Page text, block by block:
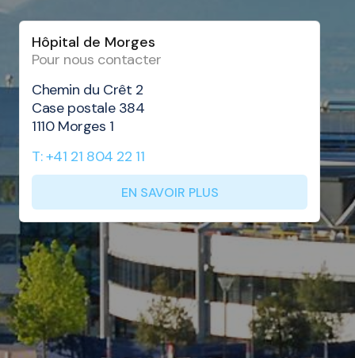
Hôpital de Morges
Pour nous contacter
Chemin du Crêt 2
Case postale 384
1110 Morges 1
T: +41 21 804 22 11
EN SAVOIR PLUS